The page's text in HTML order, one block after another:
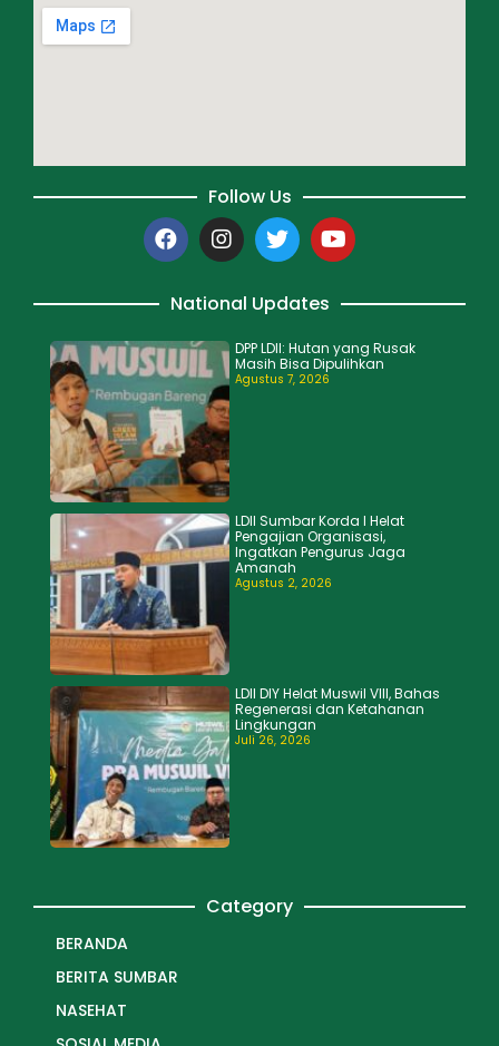
Follow Us
National Updates
DPP LDII: Hutan yang Rusak
Masih Bisa Dipulihkan
Agustus 7, 2026
LDII Sumbar Korda I Helat
Pengajian Organisasi,
Ingatkan Pengurus Jaga
Amanah
Agustus 2, 2026
LDII DIY Helat Muswil VIII, Bahas
Regenerasi dan Ketahanan
Lingkungan
Juli 26, 2026
Category
BERANDA
BERITA SUMBAR
NASEHAT